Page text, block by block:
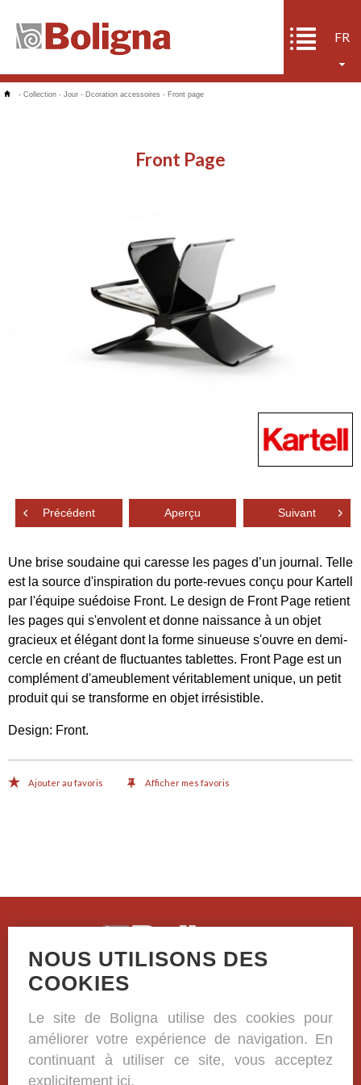
FR
- Collection - Jour - Dcoration accessoires - Front page
Front Page
Précédent Aperçu Suivant
Une brise soudaine qui caresse les pages d’un journal. Telle
est la source d'inspiration du porte-revues conçu pour Kartell
par l'équipe suédoise Front. Le design de Front Page retient
les pages qui s'envolent et donne naissance à un objet
gracieux et élégant dont la forme sinueuse s'ouvre en demi-
cercle en créant de fluctuantes tablettes. Front Page est un
complément d'ameublement véritablement unique, un petit
produit qui se transforme en objet irrésistible.
Design: Front.
Ajouter au favoris Afficher mes favoris
+32 (0)57 33 38 81
BE 0420.332.573
NOUS UTILISONS DES
COOKIES
Le site de Boligna utilise des cookies pour
améliorer votre expérience de navigation. En
continuant à utiliser ce site, vous acceptez
explicitement ici.